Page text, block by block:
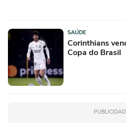
SAÚDE
Corinthians
Copa do Brasil